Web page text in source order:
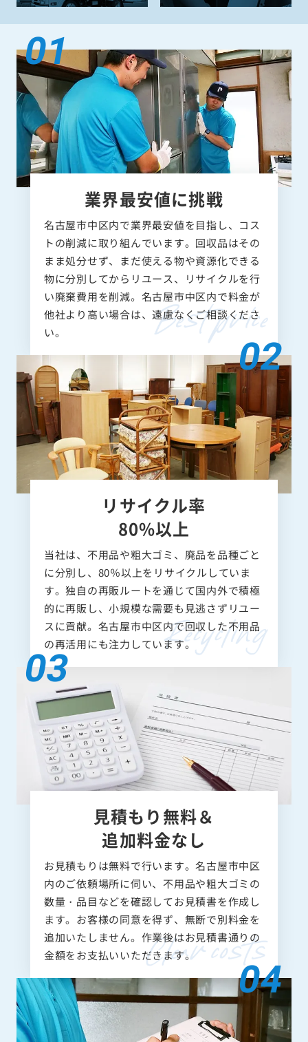
業界最安値に挑戦
名古屋市中区内で業界最安値を目指し、コス
トの削減に取り組んでいます。回収品はその
まま処分せず、まだ使える物や資源化できる
物に分別してからリユース、リサイクルを行
い廃棄費用を削減。名古屋市中区内で料金が
他社より高い場合は、遠慮なくご相談くださ
い。
リサイクル率
80%以上
当社は、不用品や粗大ゴミ、廃品を品種ごと
に分別し、80％以上をリサイクルしていま
す。独自の再販ルートを通じて国内外で積極
的に再販し、小規模な需要も見逃さずリユー
スに貢献。名古屋市中区内で回収した不用品
の再活用にも注力しています。
見積もり無料＆
追加料金なし
お見積もりは無料で行います。名古屋市中区
内のご依頼場所に伺い、不用品や粗大ゴミの
数量・品目などを確認してお見積書を作成し
ます。お客様の同意を得ず、無断で別料金を
追加いたしません。作業後はお見積書通りの
金額をお支払いいただきます。